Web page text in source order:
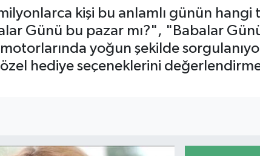
kişi bu anlamlı günün
Günü bu pazar mı?", "Babalar
yoğun şekilde
hediye seçeneklerini